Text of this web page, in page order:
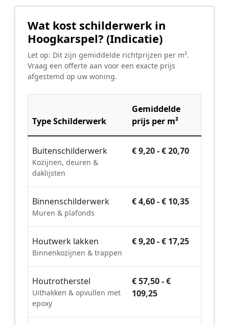
Wat kost schilderwerk in
Hoogkarspel? (Indicatie)
Let op: Dit zijn gemiddelde richtprijzen per m².
Vraag een offerte aan voor een exacte prijs
afgestemd op uw woning.
Type Schilderwerk
Gemiddelde
prijs per m²
Buitenschilderwerk
Kozijnen, deuren &
daklijsten
€ 9,20 - € 20,70
Binnenschilderwerk
Muren & plafonds
€ 4,60 - € 10,35
Houtwerk lakken
Binnenkozijnen & trappen
€ 9,20 - € 17,25
Houtrotherstel
Uithakken & opvullen met
epoxy
€ 57,50 - €
109,25